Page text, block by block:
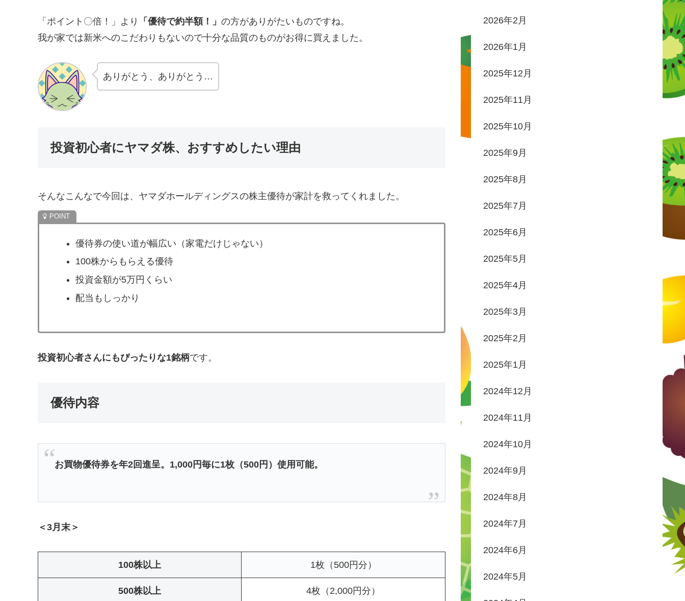
「ポイント〇倍！」より 「優待で約半額！」 の方がありがたいものですね。
我が家では新米へのこだわりもないので十分な品質のものがお得に買えました。
ありがとう、ありがとう…
投資初心者にヤマダ株、おすすめしたい理由
そんなこんなで今回は、ヤマダホールディングスの株主優待が家計を救ってくれました。
優待券の使い道が幅広い（家電だけじゃない）
100株からもらえる優待
投資金額が5万円くらい
配当もしっかり
投資初心者さんにもぴったりな1銘柄です。
優待内容
お買物優待券を年2回進呈。1,000円毎に1枚（500円）使用可能。
＜3月末＞
100株以上 1枚（500円分）
500株以上 4枚（2,000円分）
2026年2月
2026年1月
2025年12月
2025年11月
2025年10月
2025年9月
2025年8月
2025年7月
2025年6月
2025年5月
2025年4月
2025年3月
2025年2月
2025年1月
2024年12月
2024年11月
2024年10月
2024年9月
2024年8月
2024年7月
2024年6月
2024年5月